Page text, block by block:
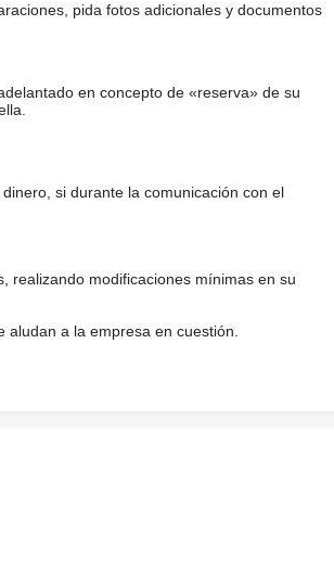
pida fotos adicionales y documentos
en concepto de «reserva» de su
si durante la comunicación con el
realizando modificaciones mínimas en su
aludan a la empresa en cuestión.